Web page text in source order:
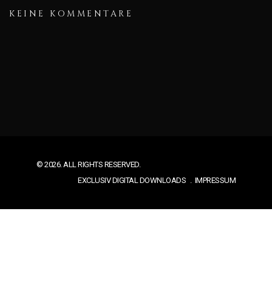
KEINE KOMMENTARE
© 2026. ALL RIGHTS RESERVED.
EXCLUSIV DIGITAL DOWNLOADS
IMPRESSUM